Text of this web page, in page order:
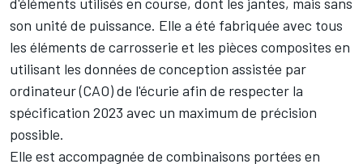
son unité de puissance. Elle a été fabriquée avec tous
les éléments de carrosserie et les pièces composites en
utilisant les données de conception assistée par
ordinateur (CAO) de l'écurie afin de respecter la
spécification 2023 avec un maximum de précision
possible.
Elle est accompagnée de combinaisons portées en